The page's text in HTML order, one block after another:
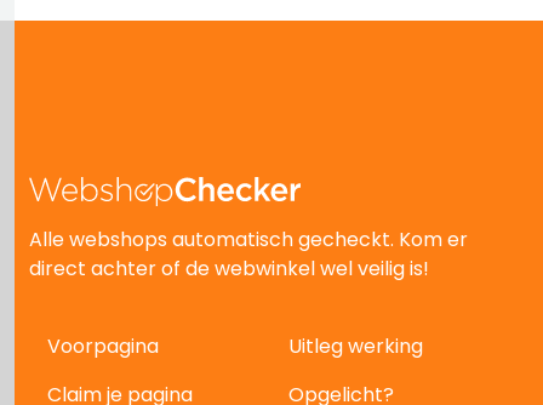
Alle webshops automatisch gecheckt. Kom er
direct achter of de webwinkel wel veilig is!
Voorpagina
Uitleg werking
Claim je pagina
Opgelicht?